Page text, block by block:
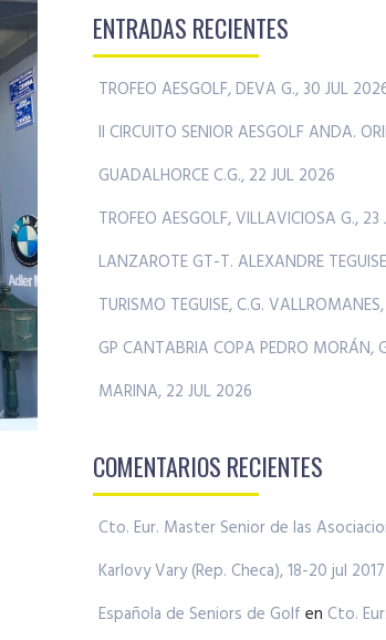
ENTRADAS RECIENTES
TROFEO AESGOLF, DEVA G., 30 JUL
II CIRCUITO SENIOR AESGOLF ANDA.
GUADALHORCE C.G., 22 JUL 2026
TROFEO AESGOLF, VILLAVICIOSA G.,
LANZAROTE GT-T. ALEXANDRE
TURISMO TEGUISE, C.G.
GP CANTABRIA COPA PEDRO MORÁN,
MARINA, 22 JUL 2026
COMENTARIOS RECIENTES
Cto. Eur. Master Senior de las
Karlovy Vary (Rep. Checa), 18-20 jul
Española de Seniors de Golf en Cto.